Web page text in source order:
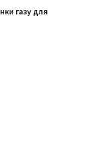
газу для